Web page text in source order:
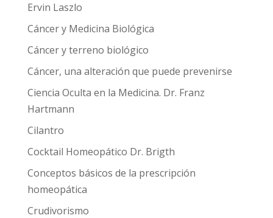
Ervin Laszlo
Cáncer y Medicina Biológica
Cáncer y terreno biológico
Cáncer, una alteración que puede prevenirse
Ciencia Oculta en la Medicina. Dr. Franz
Hartmann
Cilantro
Cocktail Homeopático Dr. Brigth
Conceptos básicos de la prescripción
homeopática
Crudivorismo